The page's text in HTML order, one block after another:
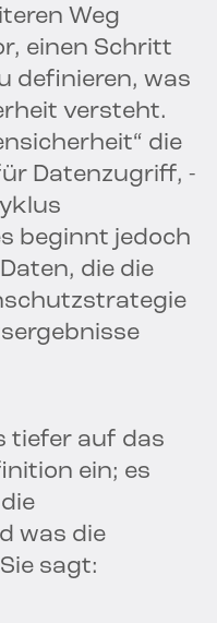
Weg
einen Schritt
definieren, was
versteht.
die
Datenzugriff, -
beginnt jedoch
die die
tiefer auf das
ein; es
was die
sagt: